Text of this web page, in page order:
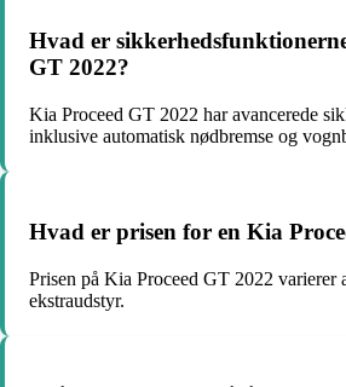
Hvad er
GT 2022?
Kia Proceed GT 2022 har avancerede
inklusive automatisk nødbremse og
Hvad er prisen for en Kia
Prisen på Kia Proceed GT 2022
ekstraudstyr.